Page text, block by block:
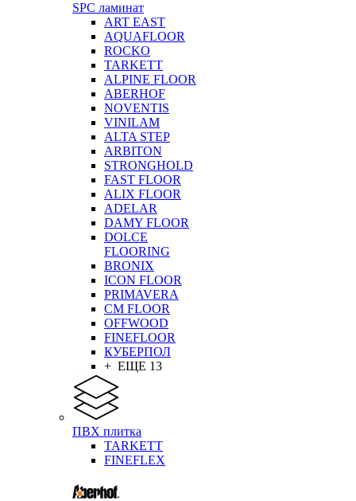
SPC ламинат
ART EAST
AQUAFLOOR
ROCKO
TARKETT
ALPINE FLOOR
ABERHOF
NOVENTIS
VINILAM
ALTA STEP
ARBITON
STRONGHOLD
FAST FLOOR
ALIX FLOOR
ADELAR
DAMY FLOOR
DOLCE
FLOORING
BRONIX
ICON FLOOR
PRIMAVERA
CM FLOOR
OFFWOOD
FINEFLOOR
КУБЕРПОЛ
+ ЕЩЕ 13
ПВХ плитка
TARKETT
FINEFLEX